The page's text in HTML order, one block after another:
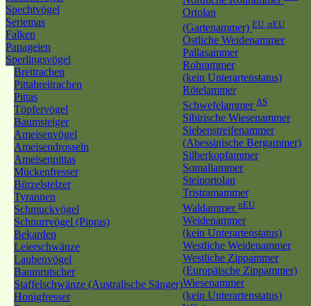
Spechtvögel
Seriemas
Falken
Papageien
Sperlingsvögel
Breitrachen
Pittabreitrachen
Pittas
Töpfervögel
Baumsteiger
Ameisenvögel
Ameisendrosseln
Ameisenpittas
Mückenfresser
Bürzelstelzer
Tyrannen
Schmuckvögel
Schnurrvögel (Pipras)
Bekarden
Leierschwänze
Laubenvögel
Baumrutscher
Staffelschwänze (Australische Sänger)
Honigfresser
Ortolan
(Gartenammer) EU ,nEU
Östliche Weidenammer
Pallasammer
Rohrammer
(kein Unterartenstatus)
Rötelammer
Schwefelammer AS
Sibirische Wiesenammer
Siebenstreifenammer
(Abessinische Bergammer)
Silberkopfammer
Somaliammer
Steinortolan
Tristramammer
Waldammer nEU
Weidenammer
(kein Unterartenstatus)
Westliche Weidenammer
Westliche Zippammer
(Europäische Zippammer)
Wiesenammer
(kein Unterartenstatus)